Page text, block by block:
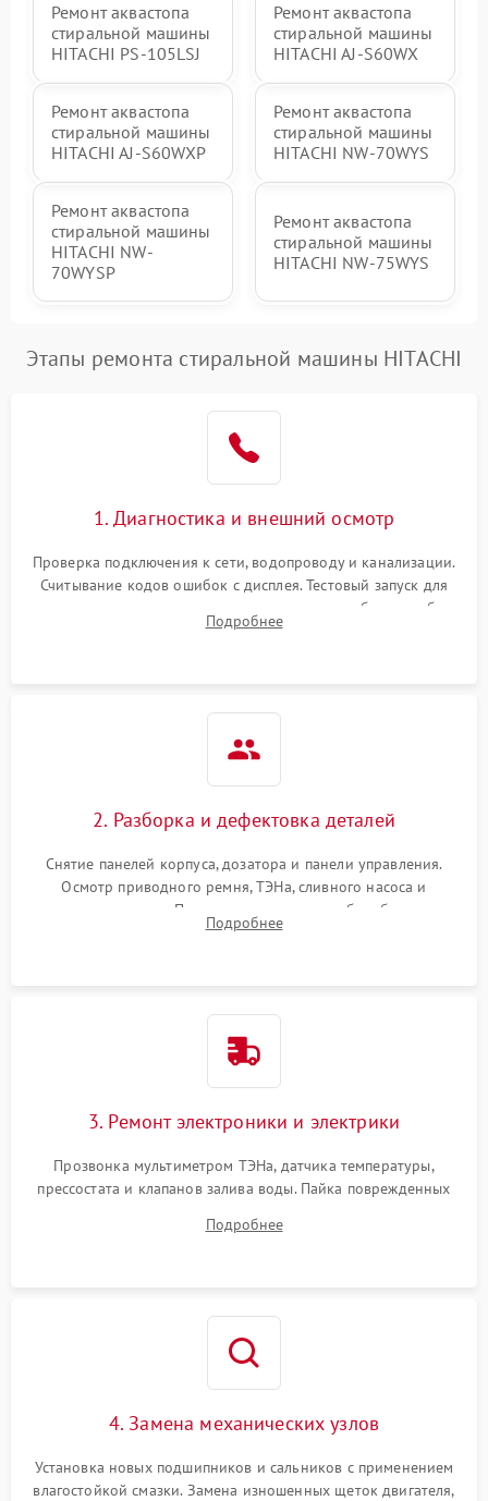
Ремонт аквастопа
стиральной машины
HITACHI PS-105LSJ
Ремонт аквастопа
стиральной машины
HITACHI AJ-S60WX
Ремонт аквастопа
стиральной машины
HITACHI AJ-S60WXP
Ремонт аквастопа
стиральной машины
HITACHI NW-70WYS
Ремонт аквастопа
стиральной машины
HITACHI NW-
70WYSP
Ремонт аквастопа
стиральной машины
HITACHI NW-75WYS
Этапы ремонта стиральной машины HITACHI
1. Диагностика и внешний осмотр
Проверка подключения к сети, водопроводу и канализации.
Считывание кодов ошибок с дисплея. Тестовый запуск для
выявления посторонних шумов, протечек или сбоев в работе
электронного модуля управления.
Подробнее
2. Разборка и дефектовка деталей
Снятие панелей корпуса, дозатора и панели управления.
Осмотр приводного ремня, ТЭНа, сливного насоса и
амортизаторов. Проверка подшипников барабана и
крестовины на износ, а манжеты люка на разрывы.
Подробнее
3. Ремонт электроники и электрики
Прозвонка мультиметром ТЭНа, датчика температуры,
прессостата и клапанов залива воды. Пайка поврежденных
Восстановление целостности проводки и контактов.
Подробнее
4. Замена механических узлов
Установка новых подшипников и сальников с применением
влагостойкой смазки. Замена изношенных щеток двигателя,